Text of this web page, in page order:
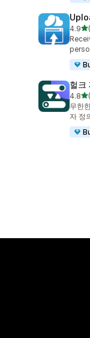
4.9별
총 리
헐크
4.8별
총 리
무한
자 정